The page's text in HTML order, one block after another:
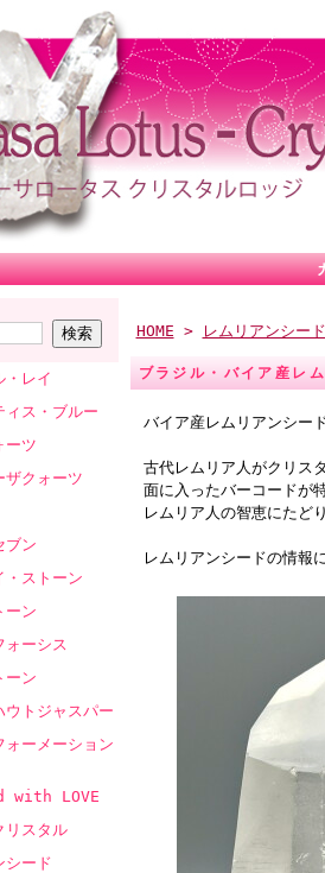
・レイ
ィス・ブルー
ーツ
ザクォーツ
ブン
・ストーン
ーン
ォーシス
ーン
ウトジャスパー
ォーメーション
with LOVE
リスタル
シード
HOME > レムリアンシード
ブラジル・バイア産レ
バイア産レムリアンシー
古代レムリア人がクリス
面に入ったバーコードが
レムリア人の智恵にたど
レムリアンシードの情報